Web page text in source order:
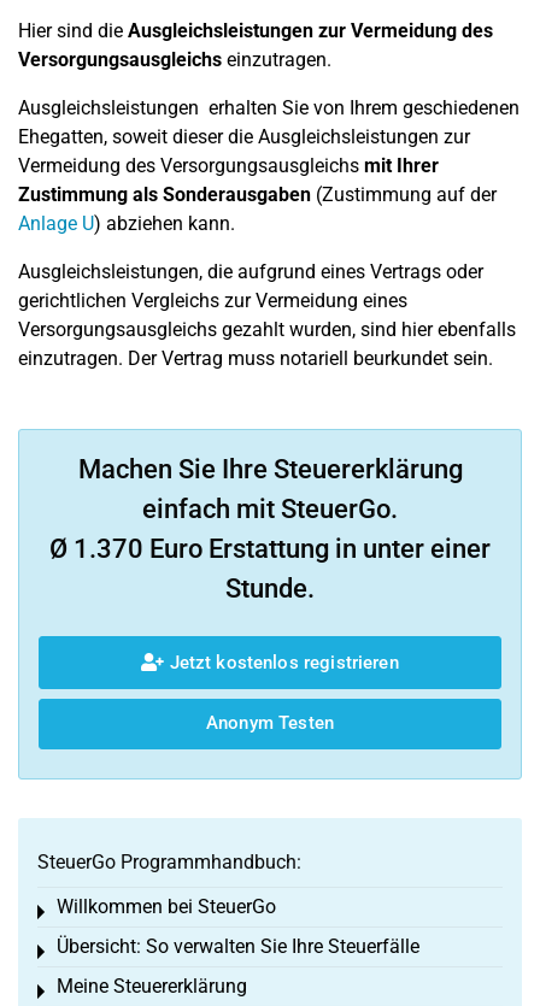
Hier sind die Ausgleichsleistungen zur Vermeidung des
Versorgungsausgleichs einzutragen.
Ausgleichsleistungen erhalten Sie von Ihrem geschiedenen
Ehegatten, soweit dieser die Ausgleichsleistungen zur
Vermeidung des Versorgungsausgleichs mit Ihrer
Zustimmung als Sonderausgaben (Zustimmung auf der
Anlage U) abziehen kann.
Ausgleichsleistungen, die aufgrund eines Vertrags oder
gerichtlichen Vergleichs zur Vermeidung eines
Versorgungsausgleichs gezahlt wurden, sind hier ebenfalls
einzutragen. Der Vertrag muss notariell beurkundet sein.
Machen Sie Ihre Steuererklärung
einfach mit SteuerGo.
Ø 1.370 Euro Erstattung in unter einer
Stunde.
Jetzt kostenlos registrieren
Anonym Testen
SteuerGo Programmhandbuch:
Willkommen bei SteuerGo
Toggle menu
Übersicht: So verwalten Sie Ihre Steuerfälle
Toggle menu
Meine Steuererklärung
Toggle menu